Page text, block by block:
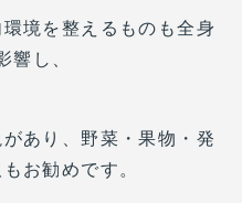
境を整えるものも全身
響し、
あり、野菜・果物・発
お勧めです。